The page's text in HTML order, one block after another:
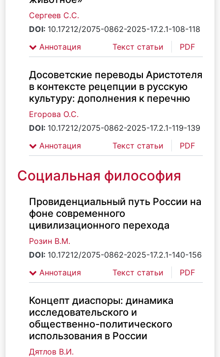
Сергеев С.С.
DOI: 10.17212/2075-0862-2025-17.2.1-108-118
Аннотация
Текст статьи PDF
Досоветские переводы Аристотеля
в контексте рецепции в русскую
культуру: дополнения к перечню
Егорова О.С.
DOI: 10.17212/2075-0862-2025-17.2.1-119-139
Аннотация
Текст статьи PDF
Социальная философия
Провиденциальный путь России на
фоне современного
цивилизационного перехода
Розин В.М.
DOI: 10.17212/2075-0862-2025-17.2.1-140-156
Аннотация
Текст статьи PDF
Концепт диаспоры: динамика
исследовательского и
общественно-политического
использования в России
Дятлов В.И.